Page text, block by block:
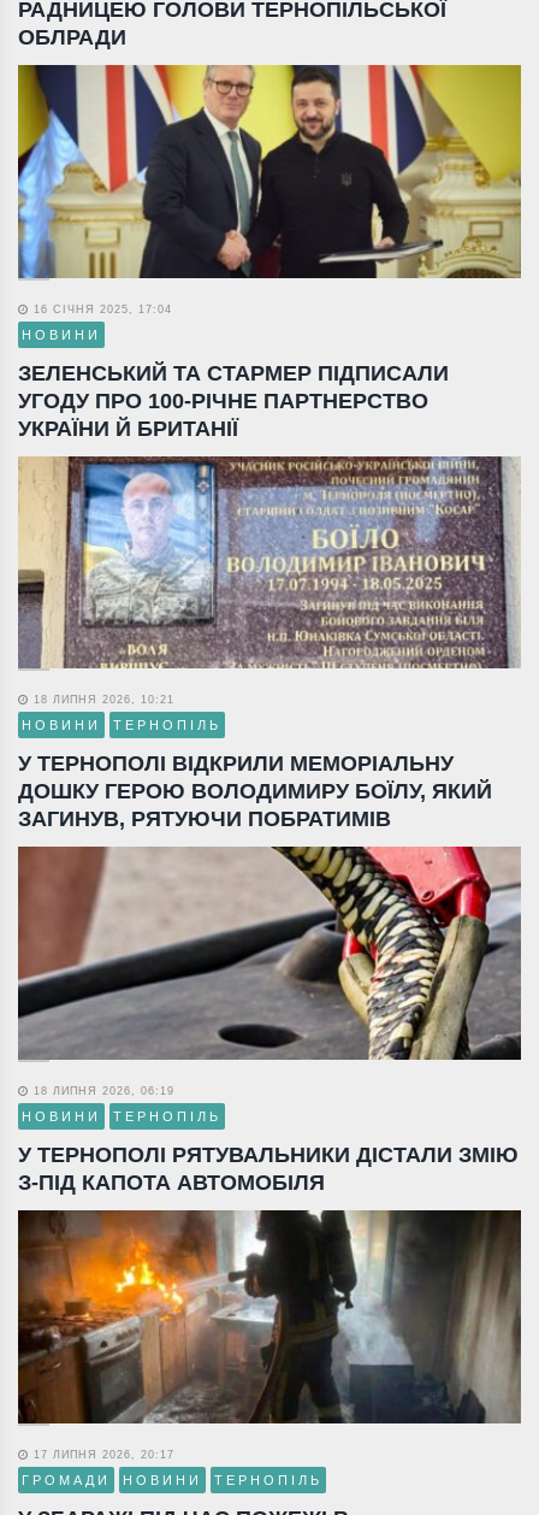
РАДНИЦЕЮ ГОЛОВИ ТЕРНОПІЛЬСЬКОЇ
ОБЛРАДИ
16 СІЧНЯ 2025, 17:04
НОВИНИ
ЗЕЛЕНСЬКИЙ ТА СТАРМЕР ПІДПИСАЛИ
УГОДУ ПРО 100-РІЧНЕ ПАРТНЕРСТВО
УКРАЇНИ Й БРИТАНІЇ
18 ЛИПНЯ 2026, 10:21
НОВИНИ ТЕРНОПІЛЬ
У ТЕРНОПОЛІ ВІДКРИЛИ МЕМОРІАЛЬНУ
ДОШКУ ГЕРОЮ ВОЛОДИМИРУ БОЇЛУ, ЯКИЙ
ЗАГИНУВ, РЯТУЮЧИ ПОБРАТИМІВ
18 ЛИПНЯ 2026, 06:19
НОВИНИ ТЕРНОПІЛЬ
У ТЕРНОПОЛІ РЯТУВАЛЬНИКИ ДІСТАЛИ ЗМІЮ
З-ПІД КАПОТА АВТОМОБІЛЯ
17 ЛИПНЯ 2026, 20:17
ГРОМАДИ НОВИНИ ТЕРНОПІЛЬ